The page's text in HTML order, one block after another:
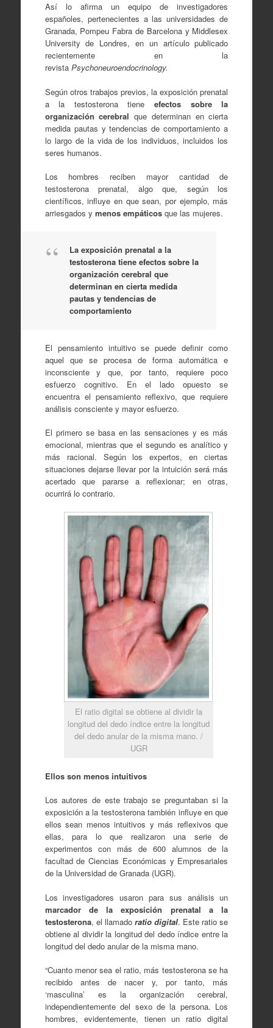
Así lo afirma un equipo de investigadores
españoles, pertenecientes a las universidades de
Granada, Pompeu Fabra de Barcelona y Middlesex
University de Londres, en un artículo publicado
recientemente en la
revista Psychoneuroendocrinology.
Según otros trabajos previos, la exposición prenatal
a la testosterona tieneefectos sobre la
organización cerebral que determinan en cierta
medida pautas y tendencias de comportamiento a
lo largo de la vida de los individuos, incluidos los
seres humanos.
Los hombres reciben mayor cantidad de
testosterona prenatal, algo que, según los
científicos, influye en que sean, por ejemplo, más
arriesgados y menos empáticosque las mujeres.
La exposición prenatal a la
testosterona tiene efectos sobre la
organización cerebral que
determinan en cierta medida
pautas y tendencias de
comportamiento
El pensamiento intuitivo se puede definir como
aquel que se procesa de forma automática e
inconsciente y que, por tanto, requiere poco
esfuerzo cognitivo. En el lado opuesto se
encuentra el pensamiento reflexivo, que requiere
análisis consciente y mayor esfuerzo.
El primero se basa en las sensaciones y es más
emocional, mientras que el segundo es analítico y
más racional. Según los expertos, en ciertas
situaciones dejarse llevar por la intuición será más
acertado que pararse a reflexionar; en otras,
ocurrirá lo contrario.
El ratio digital se obtiene al dividir la
longitud del dedo índice entre la longitud
del dedo anular de la misma mano. /
UGR
Ellos son menos intuitivos
Los autores de este trabajo se preguntaban si la
exposición a la testosterona también influye en que
ellos sean menos intuitivos y más reflexivos que
ellas, para lo que realizaron una serie de
experimentos con más de 600 alumnos de la
facultad de Ciencias Económicas y Empresariales
de la Universidad de Granada (UGR).
Los investigadores usaron para sus análisis un
marcador de la exposición prenatal a la
testosterona, el llamado ratio digital. Este ratio se
obtiene al dividir la longitud del dedo índice entre la
longitud del dedo anular de la misma mano.
“Cuanto menor sea el ratio, más testosterona se ha
recibido antes de nacer y, por tanto, más
‘masculina’ es la organización cerebral,
independientemente del sexo de la persona. Los
hombres, evidentemente, tienen un ratio digital